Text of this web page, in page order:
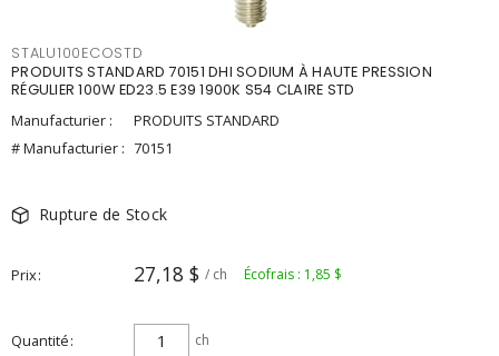
STALU100ECOSTD
PRODUITS STANDARD 70151 DHI SODIUM À HAUTE PRESSION
RÉGULIER 100W ED23.5 E39 1900K S54 CLAIRE STD
Manufacturier :
PRODUITS STANDARD
# Manufacturier : 70151
Rupture de Stock
Prix 27,18 $ / ch Écofrais : 1,85 $
Quantité ch